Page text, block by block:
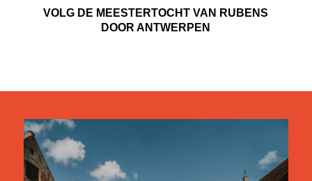
VOLG DE MEESTERTOCHT VAN RUBENS
DOOR ANTWERPEN